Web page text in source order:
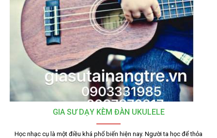
GIA SƯ DẠY KÈM ĐÀN UKULELE
Học nhạc cụ là một điều khá phổ biến hiện nay. Người ta học để thỏa